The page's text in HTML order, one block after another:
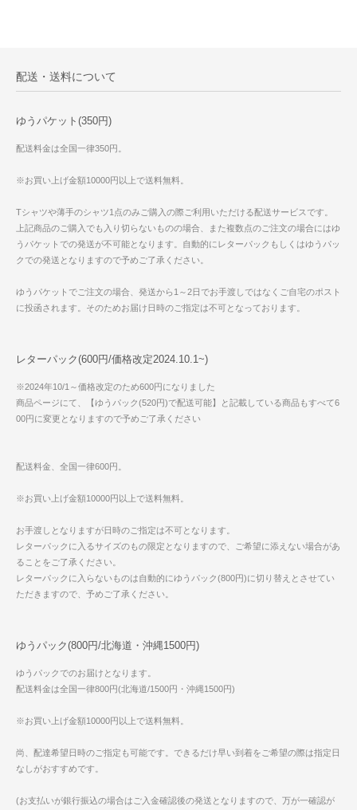
配送・送料について
ゆうパケット(350円)
配送料金は全国一律350円。
※お買い上げ金額10000円以上で送料無料。
Tシャツや薄手のシャツ1点のみご購入の際ご利用いただける配送サービスです。
上記商品のご購入でも入り切らないものの場合、また複数点のご注文の場合にはゆ
うパケットでの発送が不可能となります。自動的にレターパックもしくはゆうパッ
クでの発送となりますので予めご了承ください。
ゆうパケットでご注文の場合、発送から1～2日でお手渡しではなくご自宅のポスト
に投函されます。そのためお届け日時のご指定は不可となっております。
レターパック(600円/価格改定2024.10.1~)
※2024年10/1～価格改定のため600円になりました
商品ページにて、【ゆうパック(520円)で配送可能】と記載している商品もすべて6
00円に変更となりますので予めご了承ください
配送料金、全国一律600円。
※お買い上げ金額10000円以上で送料無料。
お手渡しとなりますが日時のご指定は不可となります。
レターパックに入るサイズのもの限定となりますので、ご希望に添えない場合があ
ることをご了承ください。
レターパックに入らないものは自動的にゆうパック(800円)に切り替えとさせてい
ただきますので、予めご了承ください。
ゆうパック(800円/北海道・沖縄1500円)
ゆうパックでのお届けとなります。
配送料金は全国一律800円(北海道/1500円・沖縄1500円)
※お買い上げ金額10000円以上で送料無料。
尚、配達希望日時のご指定も可能です。できるだけ早い到着をご希望の際は指定日
なしがおすすめです。
(お支払いが銀行振込の場合はご入金確認後の発送となりますので、万が一確認が